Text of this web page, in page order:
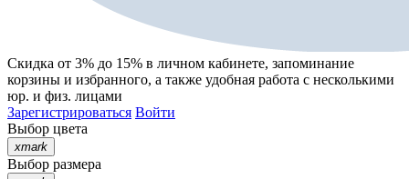
Скидка от 3% до 15% в личном кабинете, запоминание
корзины и избранного, а также удобная работа с несколькими
юр. и физ. лицами
Зарегистрироваться Войти
Выбор цвета
xmark
Выбор размера